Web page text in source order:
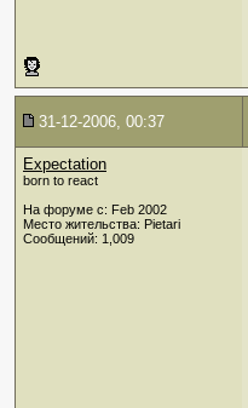
31-12-2006, 00:37
Expectation
born to react
На форуме с: Feb 2002
Место жительства: Pietari
Сообщений: 1,009